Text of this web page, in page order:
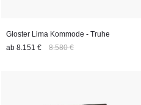
Gloster Lima Kommode - Truhe
ab 8.151 € 8.580 €